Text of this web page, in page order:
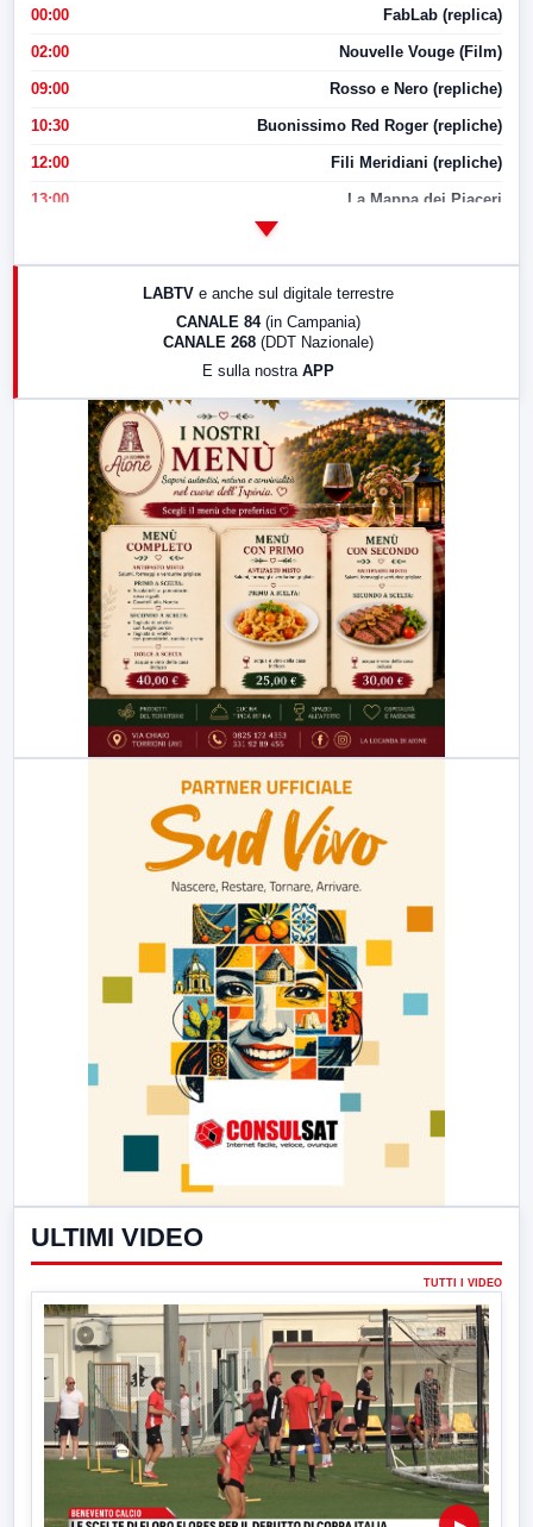
00:00 FabLab (replica)
02:00 Nouvelle Vouge (Film)
09:00 Rosso e Nero (repliche)
10:30 Buonissimo Red Roger (repliche)
12:00 Fili Meridiani (repliche)
13:00 La Mappa dei Piaceri
LabNews (replica)
LABTV e anche sul digitale terrestre
CANALE 84 (in Campania)
CANALE 268 (DDT Nazionale)
E sulla nostra APP
ULTIMI VIDEO
TUTTI I VIDEO